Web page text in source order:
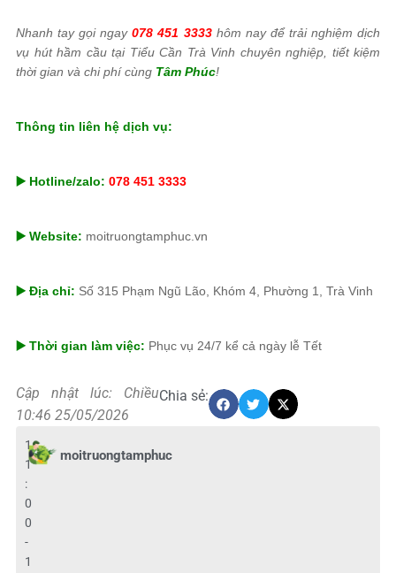
Nhanh tay gọi ngay078 451 3333hôm nay để trải nghiệm dịch
vụ hút hầm cầu tại Tiểu Cần Trà Vinh chuyên nghiệp, tiết kiệm
thời gian và chi phí cùng Tâm Phúc!
Thông tin liên hệ dịch vụ:
▶️ Hotline/zalo: 078 451 3333
▶️ Website: moitruongtamphuc.vn
▶️ Địa chỉ: Số 315 Phạm Ngũ Lão, Khóm 4, Phường 1, Trà Vinh
▶️ Thời gian làm việc: Phục vụ 24/7 kể cả ngày lễ Tết
Cập nhật lúc: Chiều
10:46 25/05/2026
Chia sẻ:
moitruongtamphuc
1
1
:
0
0
-
1